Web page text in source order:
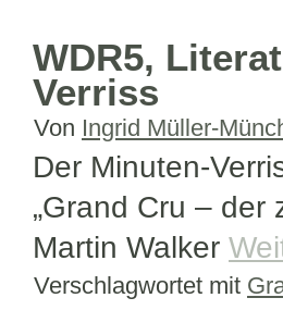
WDR5,
Verriss
Von Ingrid Müller-
Der Minuten-
„Grand Cru – der
Martin Walker
Verschlagwortet mit